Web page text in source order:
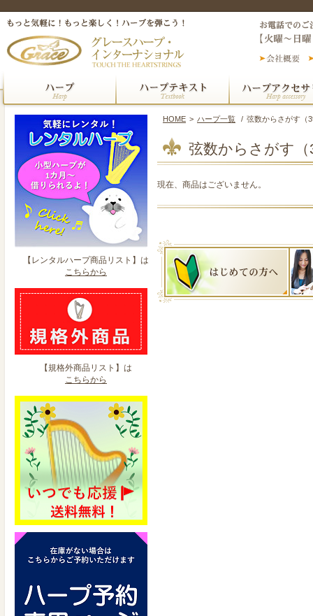
【レンタルハープ商品リスト】は
こちらから
【規格外商品リスト】は
こちらから
HOME > ハープ一覧 / 弦数からさがす（
弦数からさがす（
現在、商品はございません。